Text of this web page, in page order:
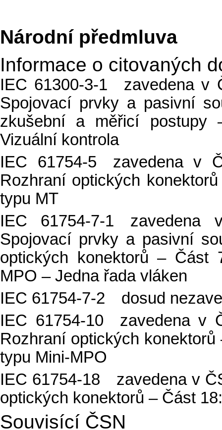
Národní předmluva
Informace o citovaných
IEC 61300-3-1 zavedena v
Spojovací prvky a pasivní
zkušební a měřicí
Vizuální kontrola
IEC 61754-5 zavedena v
Rozhraní optických
typu MT
IEC 61754-7-1
Spojovací prvky a pasivní
optických konektorů – Část
MPO – Jedna řada vláken
IEC 61754-7-2 dosud
IEC 61754-10 zavedena v
Rozhraní optických
typu Mini-MPO
IEC 61754-18 zavedena v
optických konektorů – Část
Souvisící ČSN